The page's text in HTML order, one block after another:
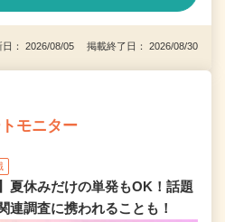
日： 2026/08/05 掲載終了日： 2026/08/30
モニター
夏休みだけの単発もOK！話題
連調査に携われることも！